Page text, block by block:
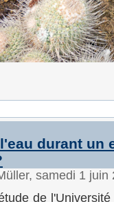
durant un
samedi 1
de